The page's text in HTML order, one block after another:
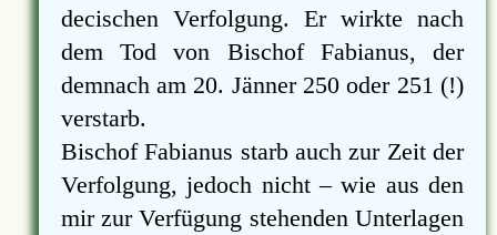
decischen Verfolgung. Er wirkte nach
dem Tod von Bischof Fabianus, der
demnach am 20. Jänner 250 oder 251 (!)
verstarb.
Bischof Fabianus starb auch zur Zeit der
Verfolgung, jedoch nicht – wie aus den
mir zur Verfügung stehenden Unterlagen